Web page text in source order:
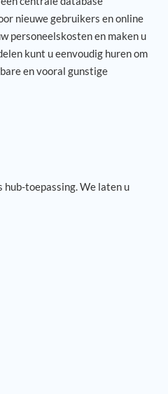
nieuwe gebruikers en online
personeelskosten en maken u
kunt u eenvoudig huren om
en vooral gunstige
hub-toepassing. We laten u